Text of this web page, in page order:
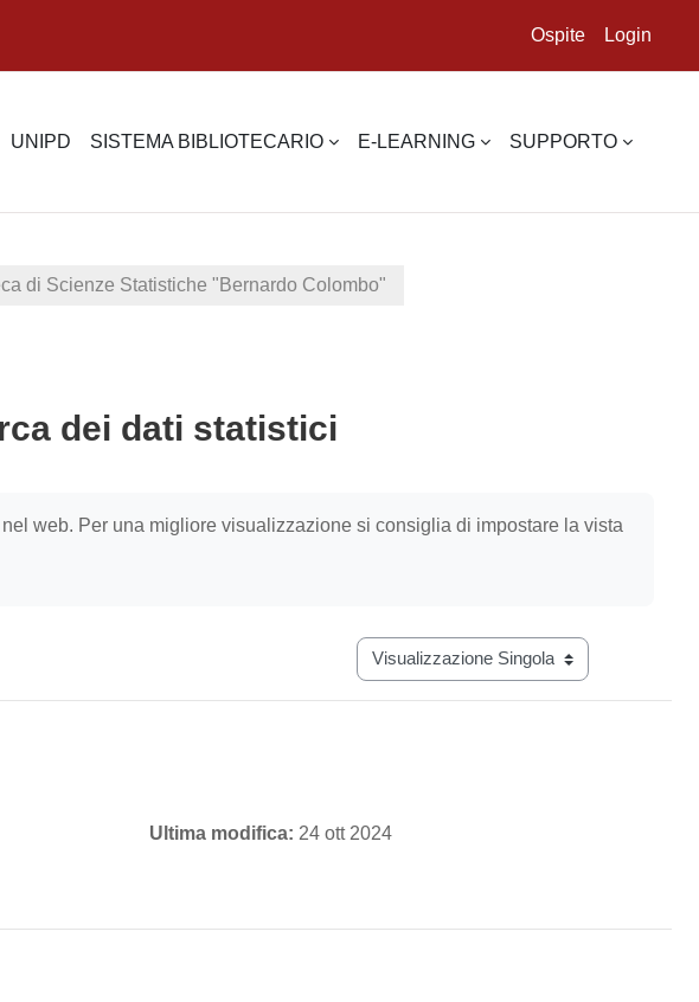
Ospite Login
UNIPD SISTEMA BIBLIOTECARIO E-LEARNING SUPPORTO
di Scienze Statistiche "Bernardo Colombo"
dei dati statistici
web. Per una migliore visualizzazione si consiglia di impostare la vista
Navigazione terziaria modalità
Ultima modifica: 24 ott 2024